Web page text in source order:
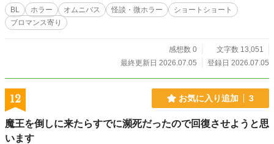
BL ホラー オムニバス 怪談・微ホラー
ショートショート
ブロマンス寄り
感想数 0
文字数 13,051
最終更新日 2026.07.05
登録日 2026.07.05
12 お気に入り追加 3
魔王を倒しに来たらすでに瀕死だったので回復させようと思
います